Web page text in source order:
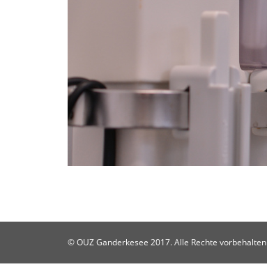
© OUZ Ganderkesee 2017. Alle Rechte vorbehalten